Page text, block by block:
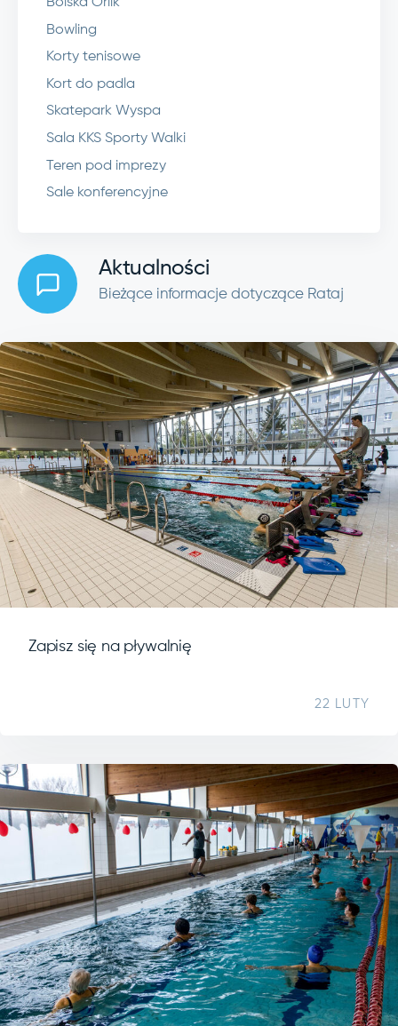
Bowling
Korty tenisowe
Kort do padla
Skatepark Wyspa
Sala KKS Sporty Walki
Teren pod imprezy
Sale konferencyjne
Aktualności
Bieżące informacje dotyczące Rataj
Zapisz się na pływalnię
22 LUTY